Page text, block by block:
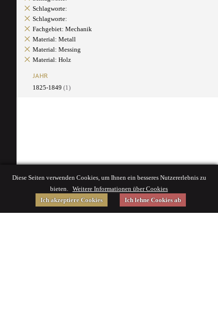
Schlagworte:
Schlagworte:
Fachgebiet: Mechanik
Material: Metall
Material: Messing
Material: Holz
JAHR
1825-1849 (1)
Diese Seiten verwenden Cookies, um Ihnen ein besseres Nutzererlebnis zu
bieten. Weitere Informationen über Cookies
Ich akzeptiere Cookies
Ich lehne Cookies ab